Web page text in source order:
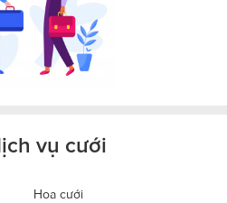
vụ cưới
Hoa cưới